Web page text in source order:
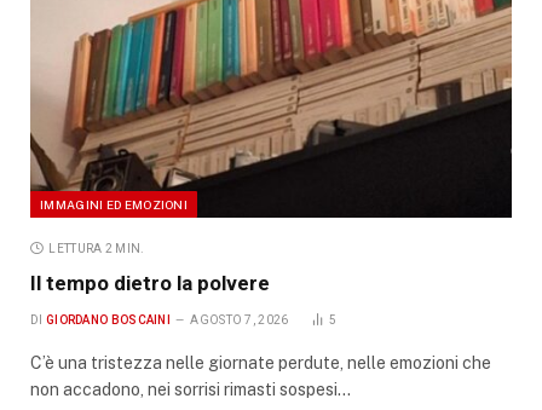
IMMAGINI ED EMOZIONI
LETTURA 2 MIN.
Il tempo dietro la polvere
DI GIORDANO BOSCAINI AGOSTO 7, 2026 5
C’è una tristezza nelle giornate perdute, nelle emozioni che
non accadono, nei sorrisi rimasti sospesi…